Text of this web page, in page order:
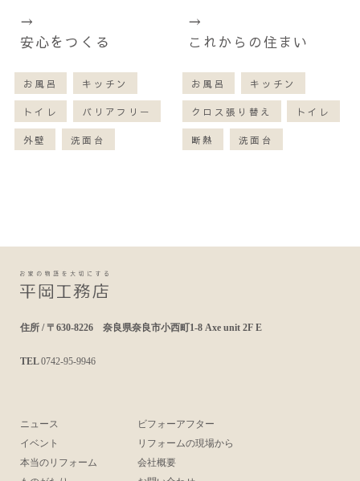
安心をつくる
お風呂 キッチン
トイレ バリアフリー
外壁 洗面台
これからの住まい
お風呂 キッチン
クロス張り替え トイレ
断熱 洗面台
住所 / 〒630-8226 奈良県奈良市小西町1-8 Axe unit 2F E
TEL0742-95-9946
ニュース
イベント
本当のリフォーム
ビフォーアフター
リフォームの現場から
会社概要